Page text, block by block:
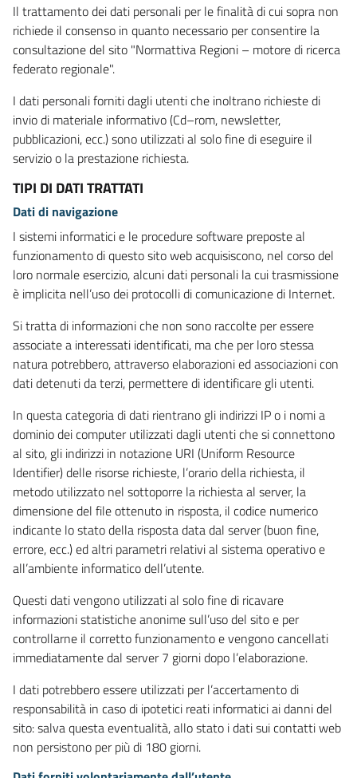
Il trattamento dei dati personali per le finalità di cui sopra non
richiede il consenso in quanto necessario per consentire la
consultazione del sito "Normattiva Regioni – motore di ricerca
federato regionale".
I dati personali forniti dagli utenti che inoltrano richieste di
invio di materiale informativo (Cd–rom, newsletter,
pubblicazioni, ecc.) sono utilizzati al solo fine di eseguire il
servizio o la prestazione richiesta.
TIPI DI DATI TRATTATI
Dati di navigazione
I sistemi informatici e le procedure software preposte al
funzionamento di questo sito web acquisiscono, nel corso del
loro normale esercizio, alcuni dati personali la cui trasmissione
è implicita nell’uso dei protocolli di comunicazione di Internet.
Si tratta di informazioni che non sono raccolte per essere
associate a interessati identificati, ma che per loro stessa
natura potrebbero, attraverso elaborazioni ed associazioni con
dati detenuti da terzi, permettere di identificare gli utenti.
In questa categoria di dati rientrano gli indirizzi IP o i nomi a
dominio dei computer utilizzati dagli utenti che si connettono
al sito, gli indirizzi in notazione URI (Uniform Resource
Identifier) delle risorse richieste, l’orario della richiesta, il
metodo utilizzato nel sottoporre la richiesta al server, la
dimensione del file ottenuto in risposta, il codice numerico
indicante lo stato della risposta data dal server (buon fine,
errore, ecc.) ed altri parametri relativi al sistema operativo e
all’ambiente informatico dell’utente.
Questi dati vengono utilizzati al solo fine di ricavare
informazioni statistiche anonime sull’uso del sito e per
controllarne il corretto funzionamento e vengono cancellati
immediatamente dal server 7 giorni dopo l’elaborazione.
I dati potrebbero essere utilizzati per l’accertamento di
responsabilità in caso di ipotetici reati informatici ai danni del
sito: salva questa eventualità, allo stato i dati sui contatti web
non persistono per più di 180 giorni.